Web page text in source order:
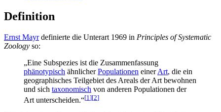
Definition
Ernst Mayrdefinierte die Unterart 1969 in Principles of Systematic
Zoology so:
„Eine Subspezies ist die Zusammenfassung
phänotypisch ähnlicherPopulationen einerArt, die ein
geographisches Teilgebiet des Areals der Art bewohnen
und sich taxonomisch von anderen Populationen der
Art unterscheiden.“[1 ][2]